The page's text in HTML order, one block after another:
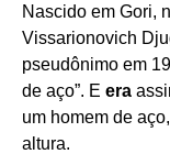
Nascido em Gori,
Vissarionovich
pseudônimo em
de aço”. E era
um homem de
altura.